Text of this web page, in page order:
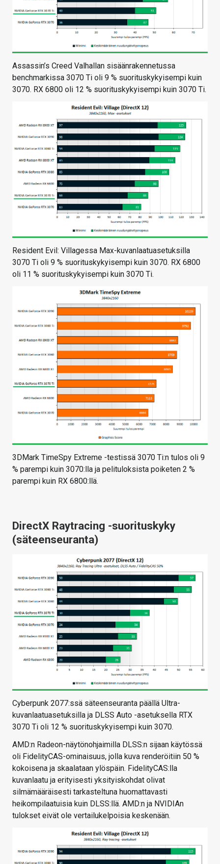
Assassin’s Creed Valhallan sisäänrakennetussa
benchmarkissa 3070 Ti oli 9 % suorituskykyisempi kuin
3070. RX 6800 oli 12 % suorituskykyisempi kuin 3070 Ti.
Resident Evil: Villagessa Max-kuvanlaatuasetuksilla
3070 Ti oli 9 % suorituskykyisempi kuin 3070. RX 6800
oli 11 % suorituskykyisempi kuin 3070 Ti.
3DMark TimeSpy Extreme -testissä 3070 Ti:n tulos oli 9
% parempi kuin 3070:lla ja pelituloksista poiketen 2 %
parempi kuin RX 6800:llä.
DirectX Raytracing -suorituskyky
(säteenseuranta)
Cyberpunk 2077:ssä säteenseuranta päällä Ultra-
kuvanlaatuasetuksilla ja DLSS Auto -asetuksella RTX
3070 Ti oli 12 % suorituskykyisempi kuin 3070.
AMD:n Radeon-näytönohjaimilla DLSS:n sijaan käytössä
oli FidelityCAS-ominaisuus, jolla kuva renderöitiin 50 %
kokoisena ja skaalataan ylöspäin. FidelityCAS:lla
kuvanlaatu ja erityisesti yksityiskohdat olivat
silmämääräisesti tarkasteltuna huomattavasti
heikompilaatuisia kuin DLSS:llä. AMD:n ja NVIDIAn
tulokset eivät ole vertailukelpoisia keskenään.